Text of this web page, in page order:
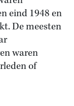
eind 1948 en
De meesten
waren
of